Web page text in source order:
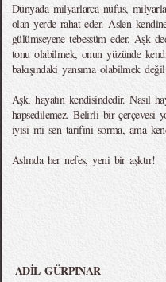
Dünyada milyarlarca nüfus,
olan yerde rahat eder. Aslen
gülümseyene tebessüm eder. Aşk
tonu olabilmek, onun yüzünde
bakışındaki yansıma olabilmek
Aşk, hayatın kendisindedir. Nasıl
hapsedilemez. Belirli bir çerçevesi
iyisi mi sen tarifini sorma, ama
Aslında her nefes, yeni bir aşktır!
ADİL GÜRPINAR